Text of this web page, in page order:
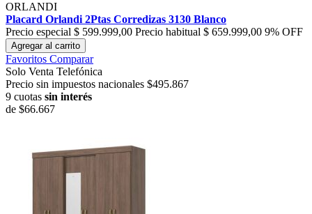
ORLANDI
Placard Orlandi 2Ptas Corredizas 3130 Blanco
Precio especial $ 599.999,00 Precio habitual $ 659.999,00 9% OFF
Agregar al carrito
Favoritos Comparar
Solo Venta Telefónica
Precio sin impuestos nacionales $495.867
9 cuotas sin interés
de $66.667